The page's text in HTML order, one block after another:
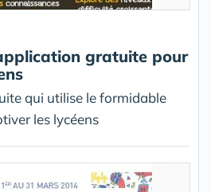
gratuite pour
qui utilise le formidable
les lycéens